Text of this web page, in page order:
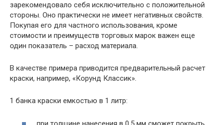
зарекомендовало себя исключительно с положительной
стороны. Оно практически не имеет негативных свойств.
Покупая его для частного использования, кроме
стоимости и преимуществ торговых марок важен еще
один показатель – расход материала.
В качестве примера приводится предварительный расчет
краски, например, «Корунд Классик».
1 банка краски емкостью в 1 литр: